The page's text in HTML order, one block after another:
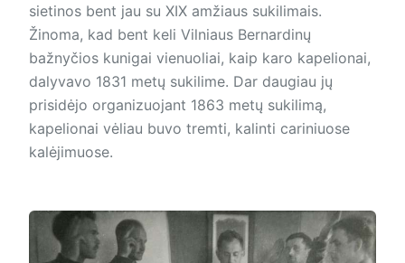
sietinos bent jau su XIX amžiaus sukilimais.
Žinoma, kad bent keli Vilniaus Bernardinų
bažnyčios kunigai vienuoliai, kaip karo kapelionai,
dalyvavo 1831 metų sukilime. Dar daugiau jų
prisidėjo organizuojant 1863 metų sukilimą,
kapelionai vėliau buvo tremti, kalinti cariniuose
kalėjimuose.